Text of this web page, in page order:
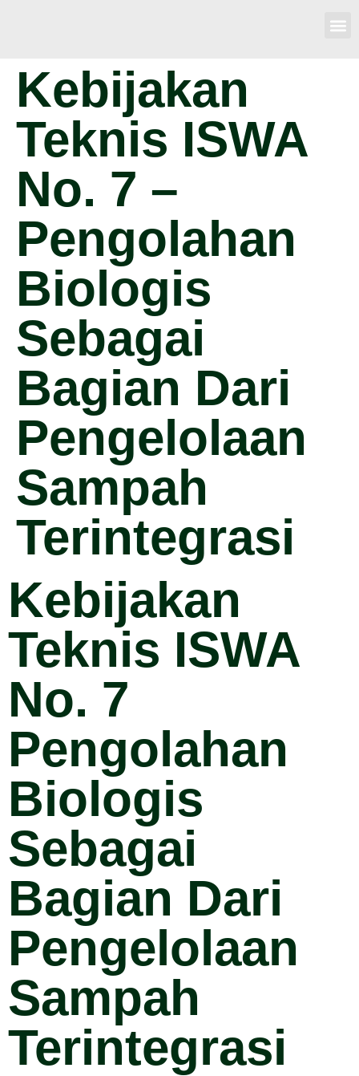
Kebijakan
Teknis ISWA
No. 7 –
Pengolahan
Biologis
Sebagai
Bagian Dari
Pengelolaan
Sampah
Terintegrasi
Kebijakan
Teknis ISWA
No. 7
Pengolahan
Biologis
Sebagai
Bagian Dari
Pengelolaan
Sampah
Terintegrasi